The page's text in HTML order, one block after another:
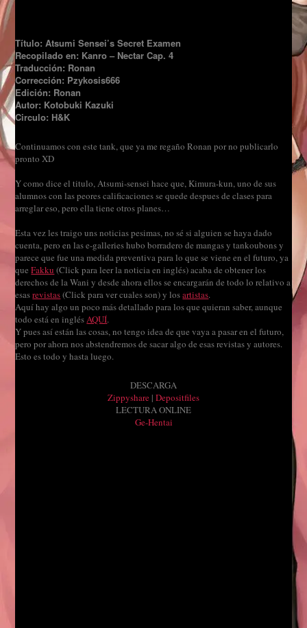
Título: Atsumi Sensei’s Secret Examen
Recopilado en: Kanro – Nectar Cap. 4
Traducción: Ronan
Corrección: Pzykosis666
Edición: Ronan
Autor: Kotobuki Kazuki
Circulo: H&K
Continuamos con este tank, que ya me regaño Ronan por no publicarlo
pronto XD
Y como dice el titulo, Atsumi-sensei hace que, Kimura-kun, uno de sus
alumnos con las peores calificaciones se quede despues de clases para
arreglar eso, pero ella tiene otros planes…
Esta vez les traigo uns noticias pesimas, no sé si alguien se haya dado
cuenta, pero en las e-galleries hubo borradero de mangas y tankoubons y
parece que fue una medida preventiva para lo que se viene en el futuro, ya
queFakku (Click para leer la noticia en inglés) acaba de obtener los
derechos de la Wani y desde ahora ellos se encargarán de todo lo relativo a
esasrevistas(Click para ver cuales son) y losartistas.
Aquí hay algo un poco más detallado para los que quieran saber, aunque
todo está en inglésAQUÍ.
Y pues así están las cosas, no tengo idea de que vaya a pasar en el futuro,
pero por ahora nos abstendremos de sacar algo de esas revistas y autores.
Esto es todo y hasta luego.
DESCARGA
Zippyshare | Depositfiles
LECTURA ONLINE
Ge-Hentai